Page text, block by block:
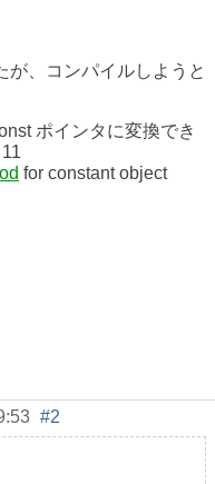
が、コンパイルしようと
ポインタに変換でき
11
for constant object
#2